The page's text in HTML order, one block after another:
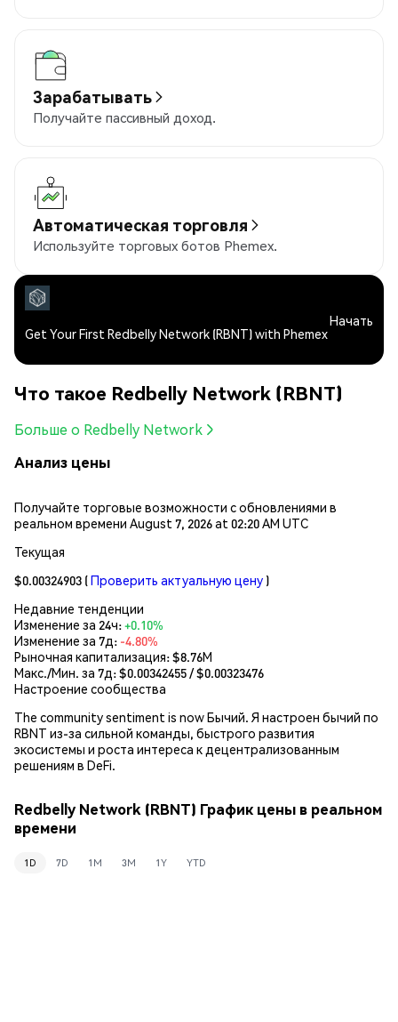
Зарабатывать
Получайте пассивный доход.
Автоматическая торговля
Используйте торговых ботов Phemex.
Get Your First Redbelly Network (RBNT) with Phemex
Начать
Что такое Redbelly Network (RBNT)
Больше о Redbelly Network
Анализ цены
Получайте торговые возможности с обновлениями в
реальном времени August 7, 2026 at 02:20 AM UTC
Текущая
$0.00324903 (Проверить актуальную цену )
Недавние тенденции
Изменение за 24ч:+0.10%
Изменение за 7д: -4.80%
Рыночная капитализация:$8.76M
Макс./Мин. за 7д: $0.00342455/ $0.00323476
Настроение сообщества
The community sentiment is now Бычий. Я настроен бычий по
RBNT из-за сильной команды, быстрого развития
экосистемы и роста интереса к децентрализованным
решениям в DeFi.
Redbelly Network (RBNT) График цены в реальном
времени
1D 7D 1M 3M 1Y YTD